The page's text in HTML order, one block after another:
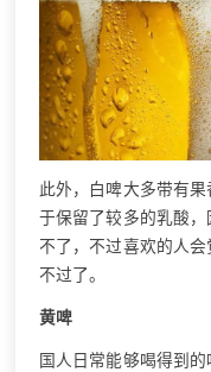
此外，白啤大多带有
于保留了较多的乳酸
不了，不过喜欢的人
不过了。
黄啤
国人日常能够喝得到